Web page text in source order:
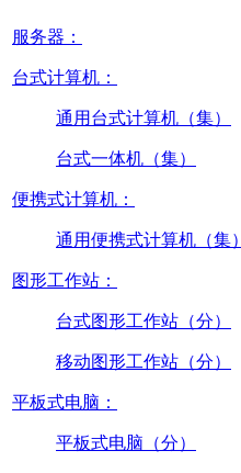
服务器：
台式计算机：
通用台式计算机（集）
台式一体机（集）
便携式计算机：
通用便携式计算机（集）
图形工作站：
台式图形工作站（分）
移动图形工作站（分）
平板式电脑：
平板式电脑（分）